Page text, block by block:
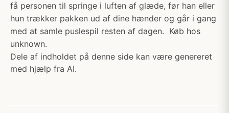
få personen til springe i luften af glæde, før han eller
hun trækker pakken ud af dine hænder og går i gang
med at samle puslespil resten af dagen. ​ Køb hos
unknown.
Dele af indholdet på denne side kan være genereret
med hjælp fra AI.